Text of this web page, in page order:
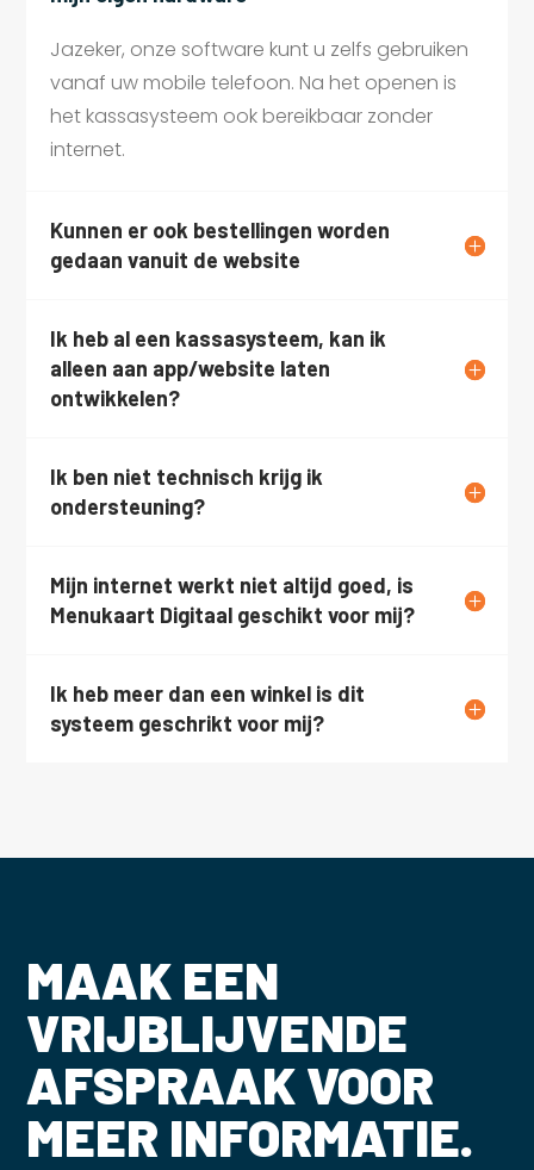
Jazeker, onze software kunt u zelfs gebruiken
vanaf uw mobile telefoon. Na het openen is
het kassasysteem ook bereikbaar zonder
internet.
Kunnen er ook bestellingen worden
gedaan vanuit de website
Ik heb al een kassasysteem, kan ik
alleen aan app/website laten
ontwikkelen?
Ik ben niet technisch krijg ik
ondersteuning?
Mijn internet werkt niet altijd goed, is
Menukaart Digitaal geschikt voor mij?
Ik heb meer dan een winkel is dit
systeem geschrikt voor mij?
MAAK EEN
VRIJBLIJVENDE
AFSPRAAK VOOR
MEER INFORMATIE.